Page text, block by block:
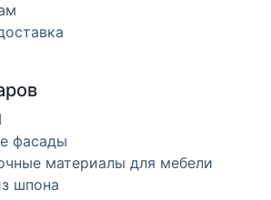
фасады
материалы для мебели
шпона